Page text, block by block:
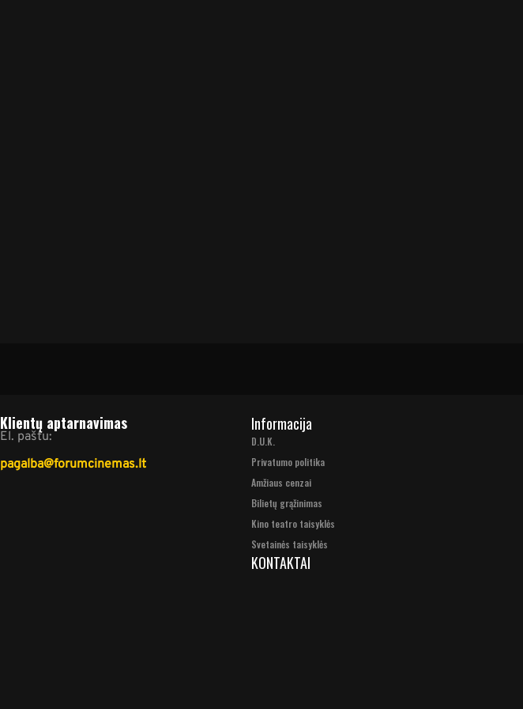
Klientų aptarnavimas
El. paštu:
pagalba@forumcinemas.lt
Informacija
D.U.K.
Privatumo politika
Amžiaus cenzai
Bilietų grąžinimas
Kino teatro taisyklės
Svetainės taisyklės
KONTAKTAI